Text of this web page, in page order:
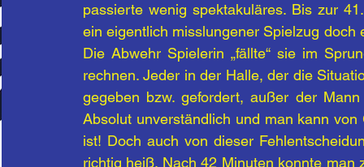
passierte wenig spektakuläres. Bis zur
ein eigentlich misslungener Spielzug
Die Abwehr Spielerin „fällte“ sie im
rechnen. Jeder in der Halle, der die
gegeben bzw. gefordert, außer der
Absolut unverständlich und man kann
ist! Doch auch von dieser
richtig heiß. Nach 42 Minuten konnte